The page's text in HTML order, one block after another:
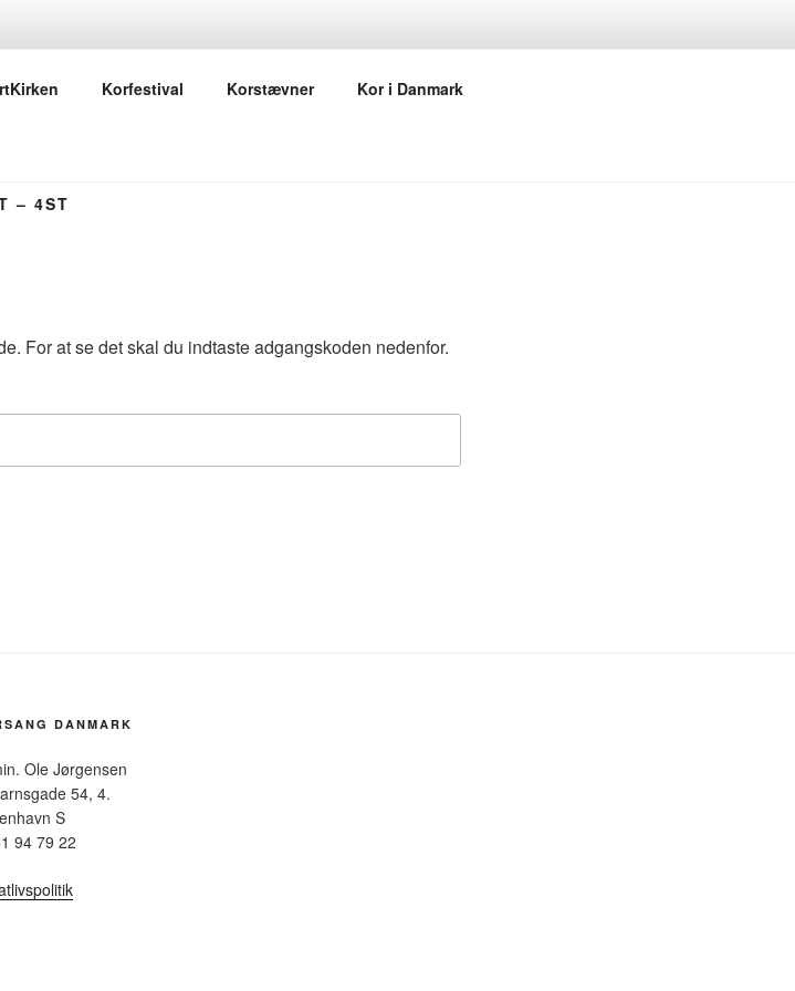
Korfestival Korstævner Kor i Danmark
– 4ST
For at se det skal du indtaste adgangskoden nedenfor.
DANMARK
Ole Jørgensen
54, 4.
S
94 79 22